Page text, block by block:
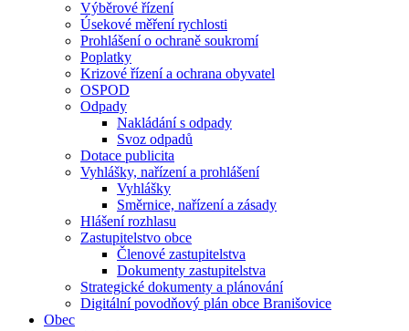
Výběrové řízení
Úsekové měření rychlosti
Prohlášení o ochraně soukromí
Poplatky
Krizové řízení a ochrana obyvatel
OSPOD
Odpady
Nakládání s odpady
Svoz odpadů
Dotace publicita
Vyhlášky, nařízení a prohlášení
Vyhlášky
Směrnice, nařízení a zásady
Hlášení rozhlasu
Zastupitelstvo obce
Členové zastupitelstva
Dokumenty zastupitelstva
Strategické dokumenty a plánování
Digitální povodňový plán obce Branišovice
Obec